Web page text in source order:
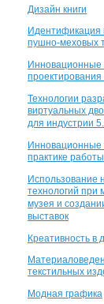
Дизайн книги
Идентификация
пушно-меховых
Инновационные
Технологии
виртуальных
для индустрии
Инновационные
практике
Использование
технологий при
музея и
выставок
Креативность в
текстильных
Модная графика